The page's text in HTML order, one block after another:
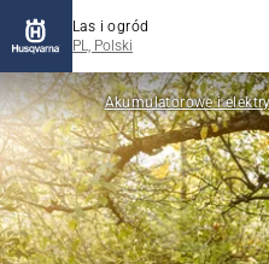
Las i ogród
PL, Polski
Akumulatorowe i